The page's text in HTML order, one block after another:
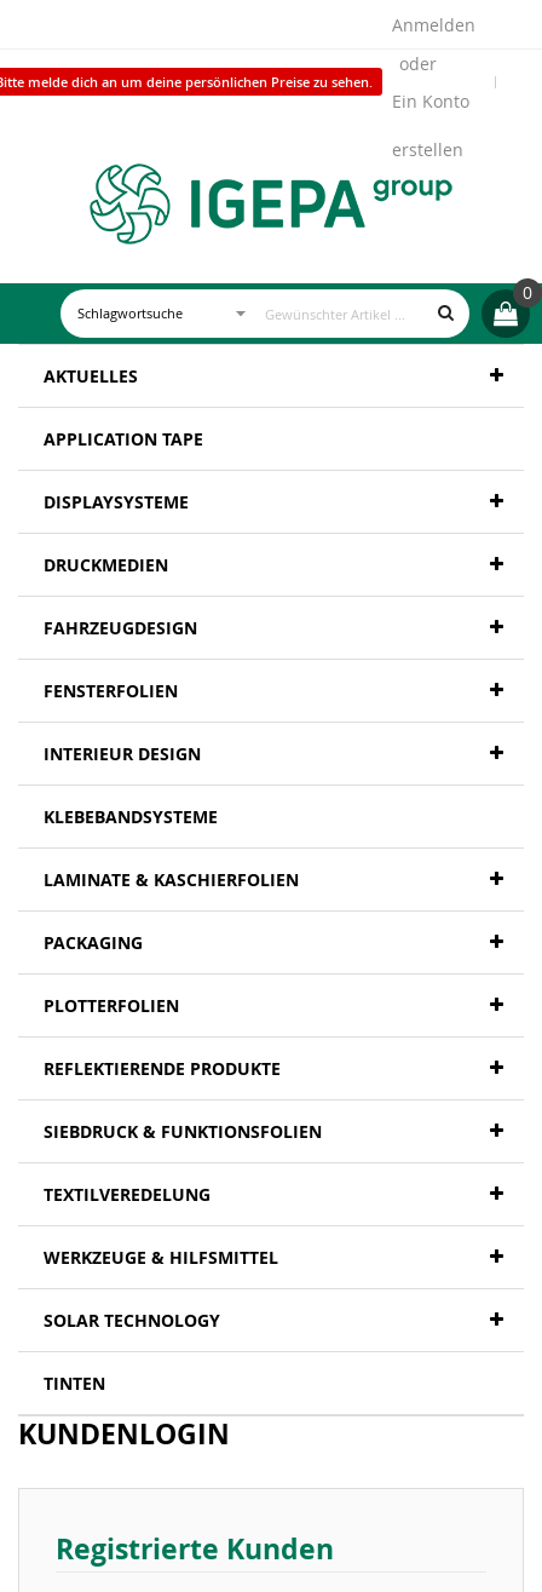
melde dich an um deine persönlichen Preise zu sehen.
Anmelden
Ein Konto
erstellen
0
AKTUELLES
APPLICATION TAPE
DISPLAYSYSTEME
DRUCKMEDIEN
FAHRZEUGDESIGN
FENSTERFOLIEN
INTERIEUR DESIGN
KLEBEBANDSYSTEME
LAMINATE & KASCHIERFOLIEN
PACKAGING
PLOTTERFOLIEN
REFLEKTIERENDE PRODUKTE
SIEBDRUCK & FUNKTIONSFOLIEN
TEXTILVEREDELUNG
WERKZEUGE & HILFSMITTEL
SOLAR TECHNOLOGY
TINTEN
KUNDENLOGIN
Registrierte Kunden